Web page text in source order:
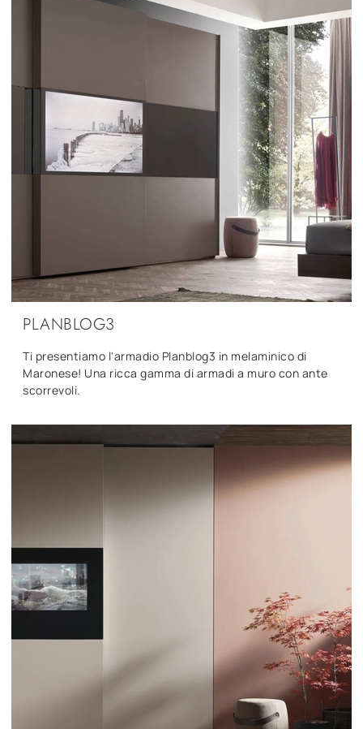
PLANBLOG3
Ti presentiamo l'armadio Planblog3 in melaminico di
Maronese! Una ricca gamma di armadi a muro con ante
scorrevoli.